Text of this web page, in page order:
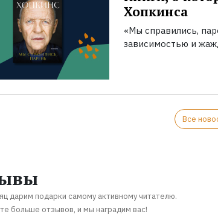
Хопкинса
«Мы справились,
зависимостью и
Все
дарим подарки самому активному читателю.
больше отзывов, и мы наградим вас!